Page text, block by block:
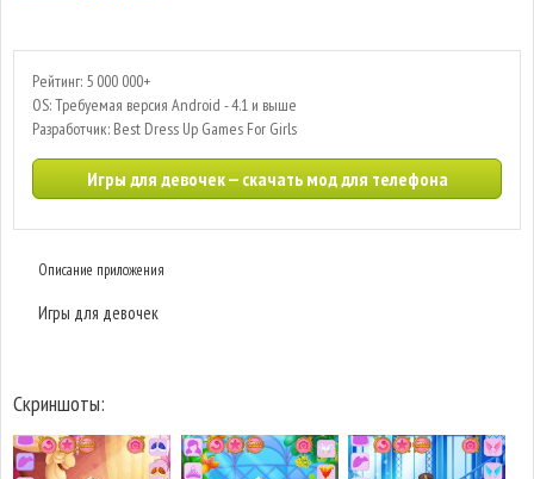
Рейтинг: 5 000 000+
OS: Требуемая версия Android - 4.1 и выше
Разработчик: Best Dress Up Games For Girls
Игры для девочек — скачать мод для телефона
Описание приложения
Игры для девочек
Скриншоты: